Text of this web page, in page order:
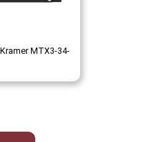
MTX3-34-